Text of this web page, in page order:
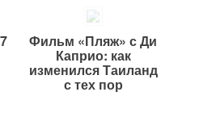
Фильм «Пляж» с Ди
Каприо: как
изменился Таиланд
с тех пор